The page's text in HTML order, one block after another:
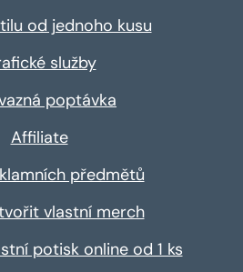
od jednoho kusu
služby
poptávka
Affiliate
předmětů
vlastní merch
potisk online od 1 ks